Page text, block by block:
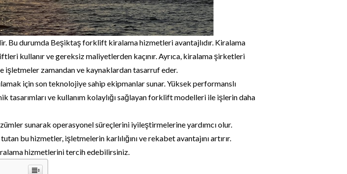
Bu durumda Beşiktaş forklift kiralama hizmetleri avantajlıdır. Kiralama
kullanır ve gereksiz maliyetlerden kaçınır. Ayrıca, kiralama şirketleri
işletmeler zamandan ve kaynaklardan tasarruf eder.
için son teknolojiye sahip ekipmanlar sunar. Yüksek performanslı
ve kullanım kolaylığı sağlayan forklift modelleri ile işlerin daha
sunarak operasyonel süreçlerini iyileştirmelerine yardımcı olur.
bu hizmetler, işletmelerin karlılığını ve rekabet avantajını artırır.
hizmetlerini tercih edebilirsiniz.